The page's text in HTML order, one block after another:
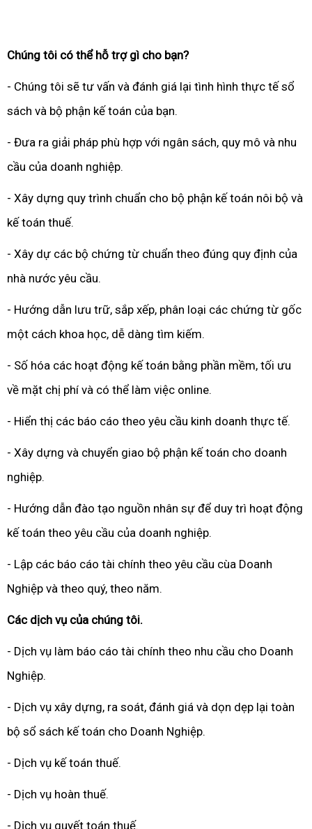
Chúng tôi có thể hỗ trợ gì cho bạn?
- Chúng tôi sẽ tư vấn và đánh giá lại tình hình thực tế sổ
sách và bộ phận kế toán của bạn.
- Đưa ra giải pháp phù hợp với ngân sách, quy mô và nhu
cầu của doanh nghiệp.
- Xây dựng quy trình chuẩn cho bộ phận kế toán nôi bộ và
kế toán thuế.
- Xây dự các bộ chứng từ chuẩn theo đúng quy định của
nhà nước yêu cầu.
- Hướng dẫn lưu trữ, sắp xếp, phân loại các chứng từ gốc
một cách khoa học, dễ dàng tìm kiếm.
- Số hóa các hoạt động kế toán bằng phần mềm, tối ưu
về mặt chị phí và có thể làm việc online.
- Hiển thị các báo cáo theo yêu cầu kinh doanh thực tế.
- Xây dựng và chuyển giao bộ phận kế toán cho doanh
nghiệp.
- Hướng dẫn đào tạo nguồn nhân sự để duy trì hoạt động
kế toán theo yêu cầu của doanh nghiệp.
- Lập các báo cáo tài chính theo yêu cầu cùa Doanh
Nghiệp và theo quý, theo năm.
Các dịch vụ của chúng tôi.
- Dịch vụ làm báo cáo tài chính theo nhu cầu cho Doanh
Nghiệp.
- Dịch vụ xây dựng, ra soát, đánh giá và dọn dẹp lại toàn
bộ sổ sách kế toán cho Doanh Nghiệp.
- Dịch vụ kế toán thuế.
- Dịch vụ hoàn thuế.
- Dịch vụ quyết toán thuế.